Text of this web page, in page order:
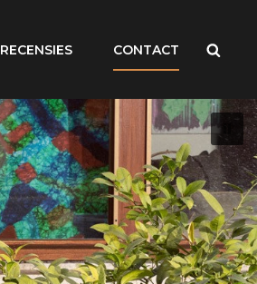
RECENSIES CONTACT